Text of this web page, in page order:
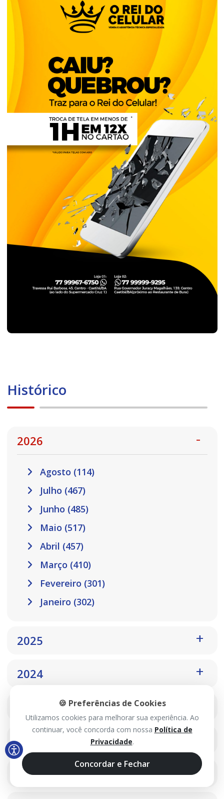
Histórico
2026
Agosto (114)
Julho (467)
Junho (485)
Maio (517)
Abril (457)
Março (410)
Fevereiro (301)
Janeiro (302)
2025
2024
2022
2021
🍪 Preferências de Cookies
Utilizamos cookies para melhorar sua experiência. Ao
continuar, você concorda com nossa Política de
Privacidade.
Concordar e Fechar